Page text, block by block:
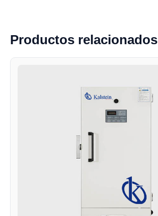
Productos relacionados